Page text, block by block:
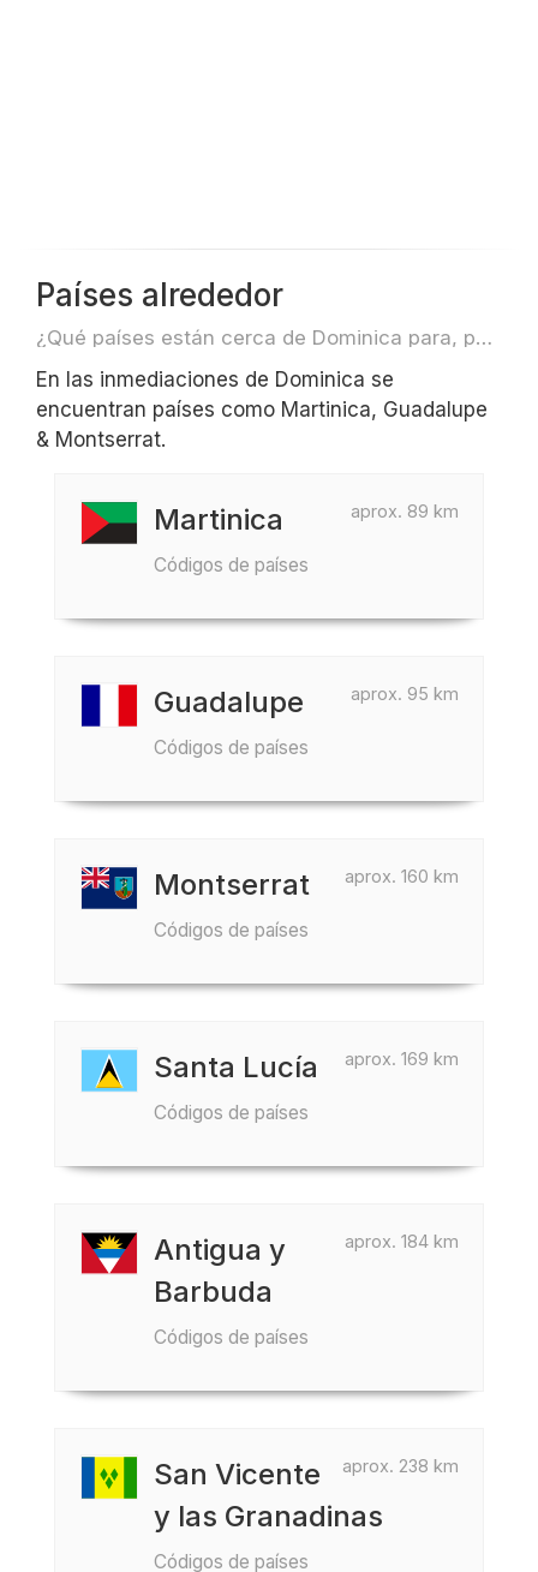
Países alrededor
¿Qué países están cerca de Dominica para, por ejemplo, viajar o volar?
En las inmediaciones de Dominica se
encuentran países como Martinica, Guadalupe
& Montserrat.
aprox. 89 km
Martinica
Códigos de países
aprox. 95 km
Guadalupe
Códigos de países
aprox. 160 km
Montserrat
Códigos de países
aprox. 169 km
Santa Lucía
Códigos de países
aprox. 184 km
Antigua y
Barbuda
Códigos de países
aprox. 238 km
San Vicente
y las Granadinas
Códigos de países